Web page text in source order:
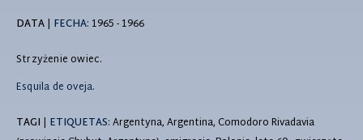
DATA| FECHA: 1965 - 1966
Strzyżenie owiec.
Esquila de oveja.
TAGI | ETIQUETAS: Argentyna, Argentina, Comodoro Rivadavia